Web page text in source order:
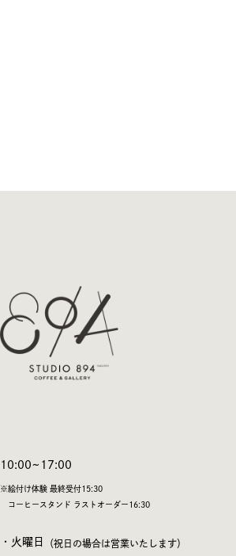
10:00~17:00
※絵付け体験 最終受付15:30
コーヒースタンド ラストオーダー16:30
・火曜日 （祝日の場合は営業いたします）